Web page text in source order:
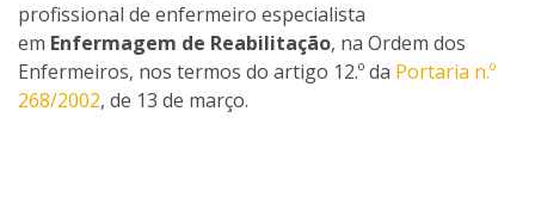
profissional de enfermeiro especialista
em Enfermagem de Reabilitação, na Ordem dos
Enfermeiros, nos termos do artigo 12.º da Portaria n.º
268/2002, de 13 de março.